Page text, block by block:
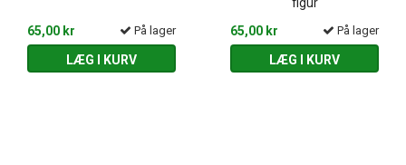
65,00 kr På lager
LÆG I KURV
65,00 kr
På lager
LÆG I KURV